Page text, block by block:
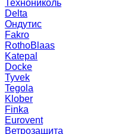
Технониколь
Delta
Ондутис
Fakro
RothoBlaas
Katepal
Docke
Tyvek
Tegola
Klober
Finka
Eurovent
Ветрозащита